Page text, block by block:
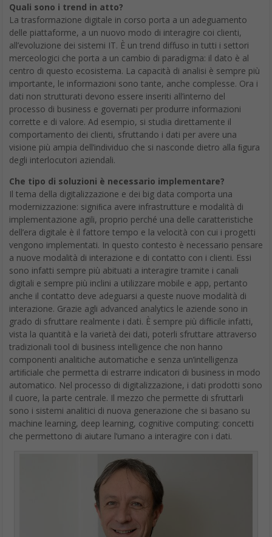
Quali sono i trend in atto?
La trasformazione digitale in corso porta a un adeguamento
delle piattaforme, a un nuovo modo di interagire coi clienti,
all’evoluzione dei sistemi IT. È un trend diffuso in tutti i settori
merceologici che porta a un cambio di paradigma: il dato è al
centro di questo ecosistema. La capacità di analisi è sempre più
importante, le informazioni sono tante, anche complesse. Ora i
dati non strutturati devono essere inseriti all’interno del
processo di business e governati per produrre informazioni
corrette e di valore. Ad esempio, si studia direttamente il
comportamento dei clienti, sfruttando i dati per avere una
visione più ampia dell’individuo che si nasconde dietro alla ﬁgura
degli interlocutori aziendali.
Che tipo di soluzioni è necessario implementare?
Il tema della digitalizzazione e dei big data comporta una
modernizzazione: signiﬁca avere infrastrutture e modalità di
implementazione agili, proprio perché una delle caratteristiche
dell’era digitale è il fattore tempo e la velocità con cui i progetti
vengono implementati. In questo contesto è necessario pensare
a nuove modalità di interazione e di contatto con i clienti. Essi
sono infatti sempre più abituati a interagire tramite i canali
digitali e sempre più inclini a utilizzare mobile e app, pertanto
anche il contatto deve adeguarsi a queste nuove modalità di
interazione. Grazie agli advanced analytics le aziende sono in
grado di sfruttare realmente i dati. È sempre più difﬁcile infatti,
vista la quantità e la varietà dei dati, poterli sfruttare attraverso
tradizionali tool di business intelligence che non hanno
componenti analitiche automatiche e senza un’intelligenza
artiﬁciale che permetta di estrarre indicatori di business in modo
automatico. Nel processo di digitalizzazione, i dati prodotti sono
il cuore, la parte centrale. Il mezzo che permette di sfruttarli
sono i sistemi analitici di nuova generazione che si basano su
machine learning, deep learning, cognitive computing: concetti
che permettono di aiutare l’umano a interagire con i dati.